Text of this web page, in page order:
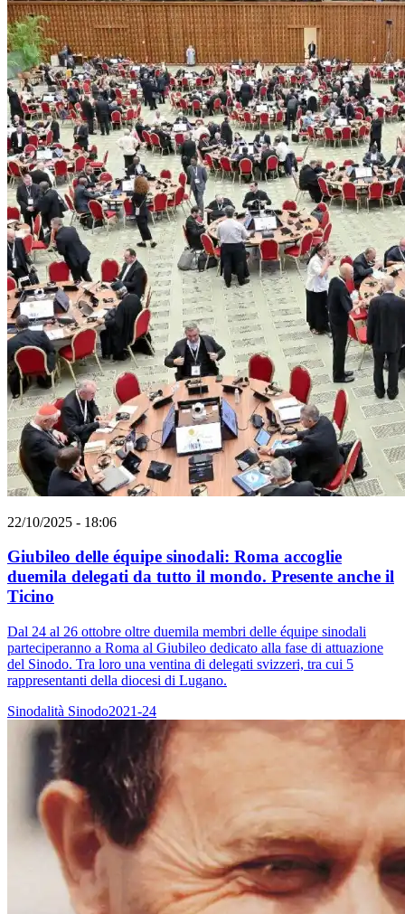
22/10/2025 - 18:06
Giubileo delle équipe sinodali: Roma accoglie
duemila delegati da tutto il mondo. Presente anche il
Ticino
Dal 24 al 26 ottobre oltre duemila membri delle équipe sinodali
parteciperanno a Roma al Giubileo dedicato alla fase di attuazione
del Sinodo. Tra loro una ventina di delegati svizzeri, tra cui 5
rappresentanti della diocesi di Lugano.
Sinodalità Sinodo2021-24